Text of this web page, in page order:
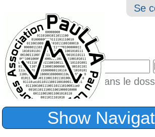
Se
Chercher par
Seulement dans le
Recherche
Show